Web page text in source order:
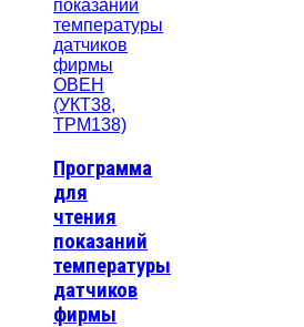
Программа
для
чтения
показаний
температуры
датчиков
фирмы